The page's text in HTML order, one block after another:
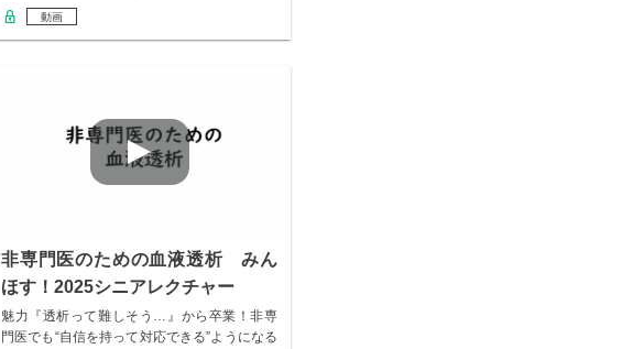
に立ち…
動画
非専門医のための血液透析 みん
ほす！2025シニアレクチャー
魅力『透析って難しそう…』から卒業！非専
門医でも“自信を持って対応できる”ようになる